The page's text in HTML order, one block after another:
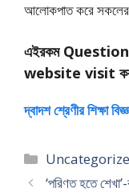
আলােকপাত করে সকলের
এইরকম Question
website visit
দ্বাদশ শ্রেণীর
Categories
‘পরিণত হতে